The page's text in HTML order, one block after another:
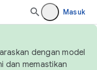
Masuk
dengan model
dan memastikan